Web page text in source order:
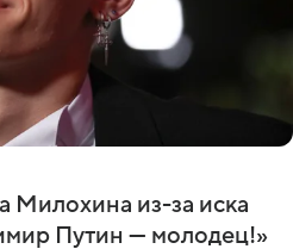
Милохина из-за иска
Путин — молодец!»